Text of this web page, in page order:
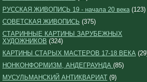
РУССКАЯ ЖИВОПИСЬ 19 - начала 20 века(123)
СОВЕТСКАЯ ЖИВОПИСЬ (375)
СТАРИННЫЕ КАРТИНЫ ЗАРУБЕЖНЫХ
ХУДОЖНИКОВ (324)
КАРТИНЫ СТАРЫХ МАСТЕРОВ 17-18 ВЕКА
НОНКОНФОРМИЗМ, АНДЕГРАУНДА (85)
МУСУЛЬМАНСКИЙ АНТИКВАРИАТ (9)